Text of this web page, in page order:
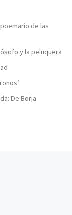
de las
y la peluquera
De Borja